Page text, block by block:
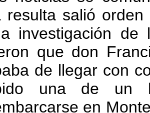
resulta salió
investigación
que don
de llegar con
una de un
en